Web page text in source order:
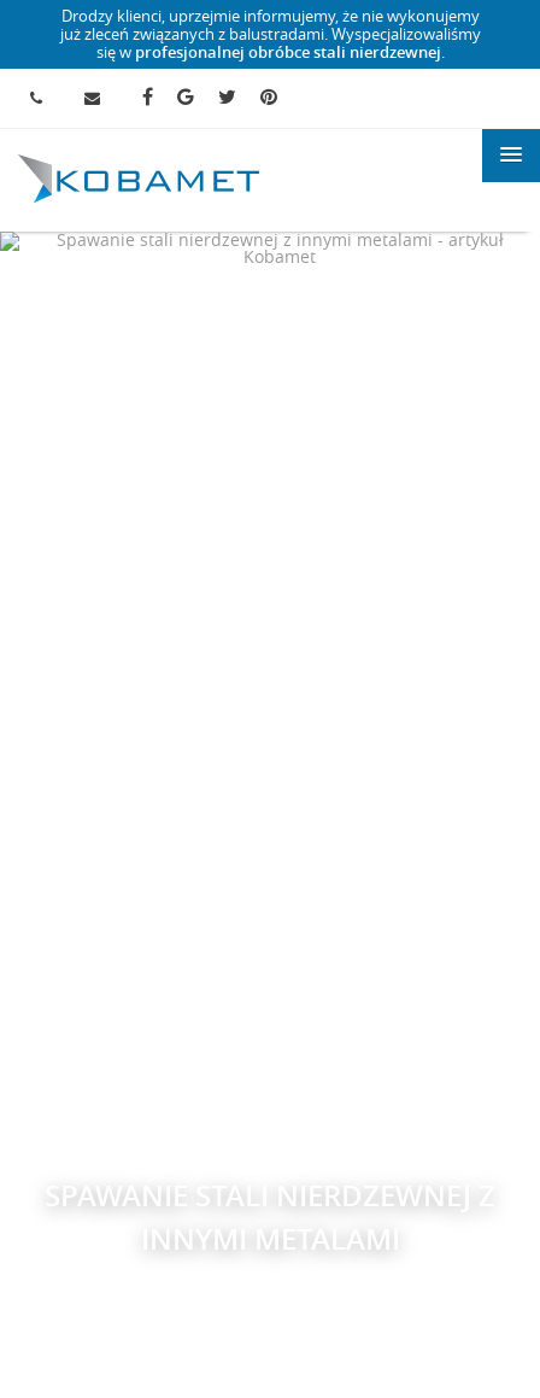
Drodzy klienci, uprzejmie informujemy, że nie wykonujemy
już zleceń związanych z balustradami. Wyspecjalizowaliśmy
się w profesjonalnej obróbce stali nierdzewnej.
SPAWANIE STALI NIERDZEWNEJ Z
INNYMI METALAMI